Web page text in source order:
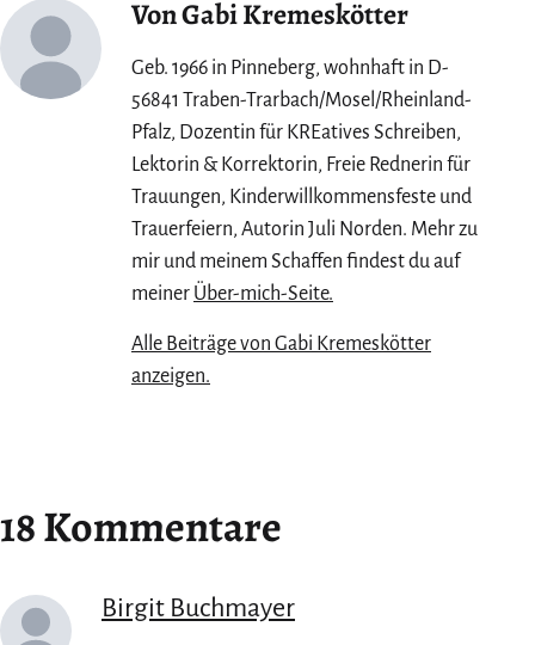
Von Gabi Kremeskötter
Geb. 1966 in Pinneberg, wohnhaft in D-
56841 Traben-Trarbach/Mosel/Rheinland-
Pfalz, Dozentin für KREatives Schreiben,
Lektorin & Korrektorin, Freie Rednerin für
Trauungen, Kinderwillkommensfeste und
Trauerfeiern, Autorin Juli Norden. Mehr zu
mir und meinem Schaffen findest du auf
meiner Über-mich-Seite.
Alle Beiträge von Gabi Kremeskötter
anzeigen.
18 Kommentare
Birgit Buchmayer